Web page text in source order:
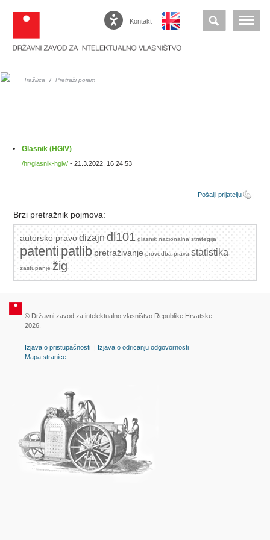
Kontakt
Tražilica / Pretraži pojam
Glasnik (HGIV)
/hr/glasnik-hgiv/- 21.3.2022. 16:24:53
Pošalji prijatelju
Brzi pretražnik pojmova:
autorsko pravo dizajn dl101 glasnik nacionalna strategija
patenti patlib pretraživanje provedba prava statistika
zastupanje žig
© Državni zavod za intelektualno vlasništvo Republike Hrvatske
2026.
Izjava o pristupačnosti | Izjava o odricanju odgovornosti
Mapa stranice